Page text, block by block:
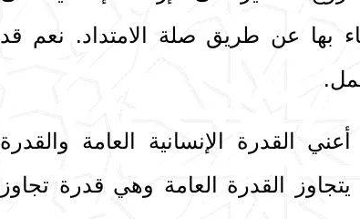
بها عن طريق صلة الامتداد. نعم قد
القدرة الإنسانية العامة والقدرة
يتجاوز القدرة العامة وهي قدرة تجاوز